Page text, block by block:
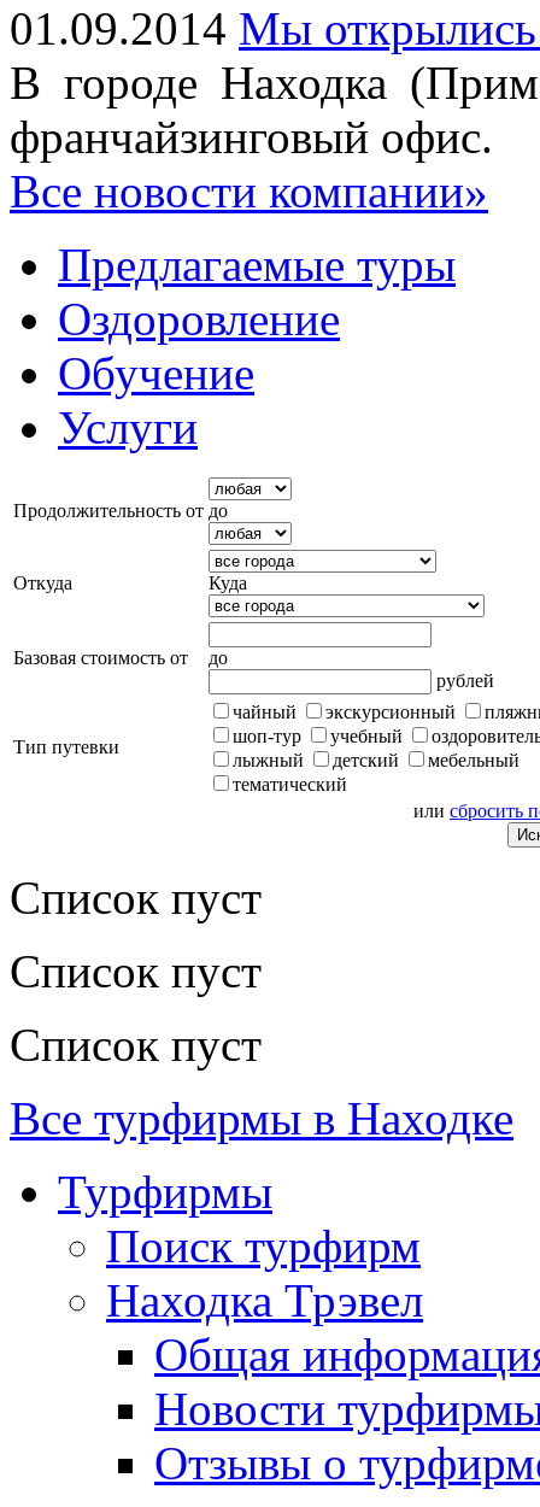
01.09.2014 Мы
В городе Находка
франчайзинговый офис.
Все новости компании»
Предлагаемые туры
Оздоровление
Обучение
Услуги
Продолжительность от до
Откуда Куда
Базовая стоимость от
до
рублей
Тип путевки
чайный экскурсионный
шоп-тур
учебный
лыжный
детский
мебельный
тематический
или сбросить
Список пуст
Список пуст
Список пуст
Все турфирмы в Находке
Турфирмы
Поиск турфирм
Находка Трэвел
Общая
Новости
Отзывы о